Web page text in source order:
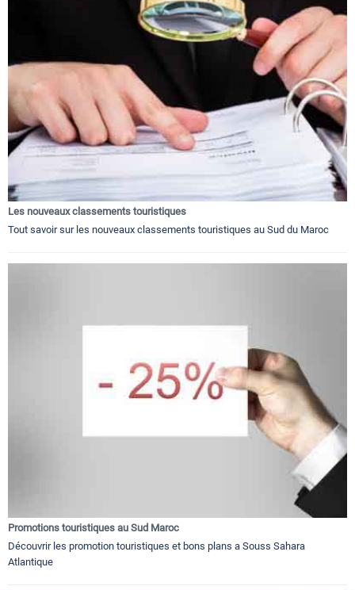
Les nouveaux classements touristiques
Tout savoir sur les nouveaux classements touristiques au Sud du Maroc
Promotions touristiques au Sud Maroc
Découvrir les promotion touristiques et bons plans a Souss Sahara
Atlantique